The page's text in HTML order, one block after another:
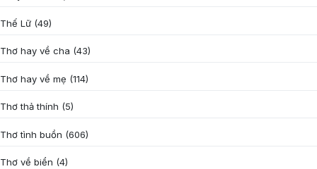
Thế Lữ (49)
Thơ hay về cha (43)
Thơ hay về mẹ (114)
Thơ thả thính (5)
Thơ tình buồn (606)
Thơ về biển (4)